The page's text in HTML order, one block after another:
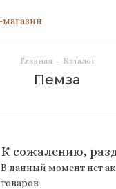
Главная - Каталог
Пемза
К сожалению,
В данный момент нет
товаров